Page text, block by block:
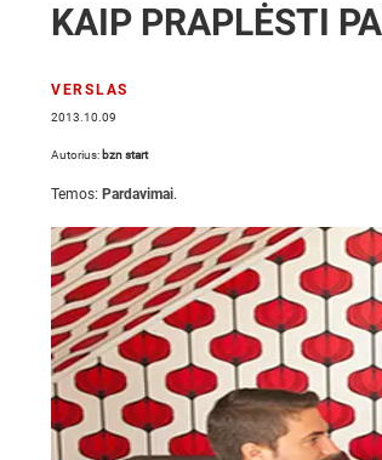
KAIP PRAPLĖSTI
VERSLAS
2013.10.09
Autorius: bzn start
Temos: Pardavimai.